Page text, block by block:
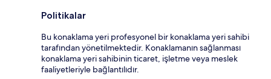
Politikalar
Bu konaklama yeri profesyonel bir konaklama yeri sahibi
tarafından yönetilmektedir. Konaklamanın sağlanması
konaklama yeri sahibinin ticaret, işletme veya meslek
faaliyetleriyle bağlantılıdır.